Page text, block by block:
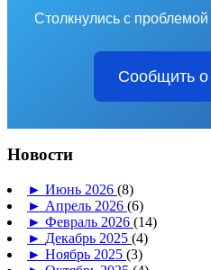
Столкнулись с
Сообщить
Новости
► Июнь 2026 (8)
► Апрель 2026 (6)
► Февраль 2026 (14)
► Декабрь 2025 (4)
► Ноябрь 2025 (3)